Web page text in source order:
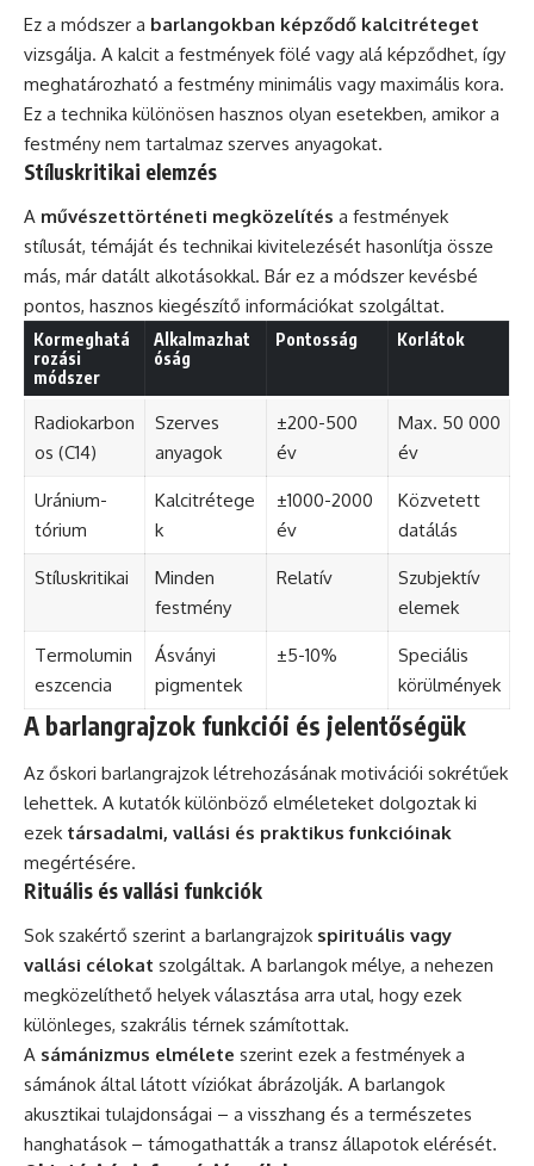
Ez a módszer a barlangokban képződő kalcitréteget
vizsgálja. A kalcit a festmények fölé vagy alá képződhet, így
meghatározható a festmény minimális vagy maximális kora.
Ez a technika különösen hasznos olyan esetekben, amikor a
festmény nem tartalmaz szerves anyagokat.
Stíluskritikai elemzés
A művészettörténeti megközelítés a festmények
stílusát, témáját és technikai kivitelezését hasonlítja össze
más, már datált alkotásokkal. Bár ez a módszer kevésbé
pontos, hasznos kiegészítő információkat szolgáltat.
Kormeghatá
rozási
módszer
Alkalmazhat
óság
Pontosság Korlátok
Radiokarbon
os (C14)
Szerves
anyagok
±200-500
év
Max. 50 000
év
Uránium-
tórium
Kalcitrétege
k
±1000-2000
év
Közvetett
datálás
Stíluskritikai
Minden
festmény
Relatív
Szubjektív
elemek
Termolumin
eszcencia
Ásványi
pigmentek
±5-10%
Speciális
körülmények
A barlangrajzok funkciói és jelentőségük
Az őskori barlangrajzok létrehozásának motivációi sokrétűek
lehettek. A kutatók különböző elméleteket dolgoztak ki
ezek társadalmi, vallási és praktikus funkcióinak
megértésére.
Rituális és vallási funkciók
Sok szakértő szerint a barlangrajzok spirituális vagy
vallási célokat szolgáltak. A barlangok mélye, a nehezen
megközelíthető helyek választása arra utal, hogy ezek
különleges, szakrális térnek számítottak.
A sámánizmus elmélete szerint ezek a festmények a
sámánok által látott víziókat ábrázolják. A barlangok
akusztikai tulajdonságai – a visszhang és a természetes
hanghatások – támogathatták a transz állapotok elérését.